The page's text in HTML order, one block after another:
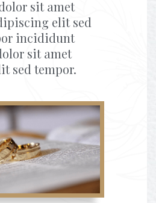
sit amet
elit sed
incididunt
sit amet
sed tempor.